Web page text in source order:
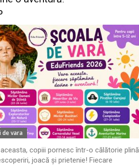
de vara
copiii pornesc într-o călătorie plină
joacă și prietenie! Fiecare